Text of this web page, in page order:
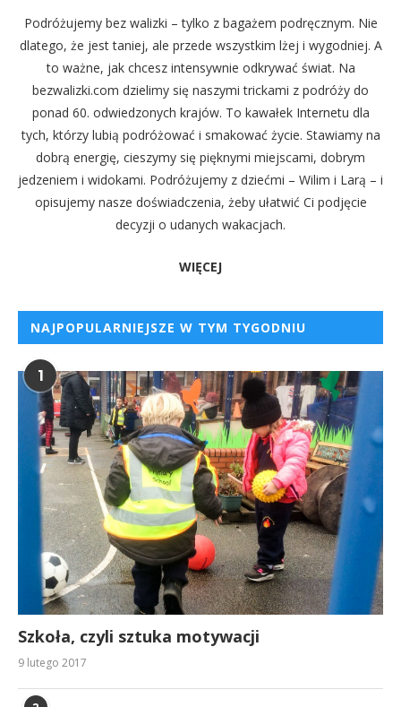
Podróżujemy bez walizki – tylko z bagażem podręcznym. Nie
dlatego, że jest taniej, ale przede wszystkim lżej i wygodniej. A
to ważne, jak chcesz intensywnie odkrywać świat. Na
bezwalizki.com dzielimy się naszymi trickami z podróży do
ponad 60. odwiedzonych krajów. To kawałek Internetu dla
tych, którzy lubią podróżować i smakować życie. Stawiamy na
dobrą energię, cieszymy się pięknymi miejscami, dobrym
jedzeniem i widokami. Podróżujemy z dziećmi – Wilim i Larą – i
opisujemy nasze doświadczenia, żeby ułatwić Ci podjęcie
decyzji o udanych wakacjach.
WIĘCEJ
NAJPOPULARNIEJSZE W TYM TYGODNIU
1
Szkoła, czyli sztuka motywacji
9 lutego 2017